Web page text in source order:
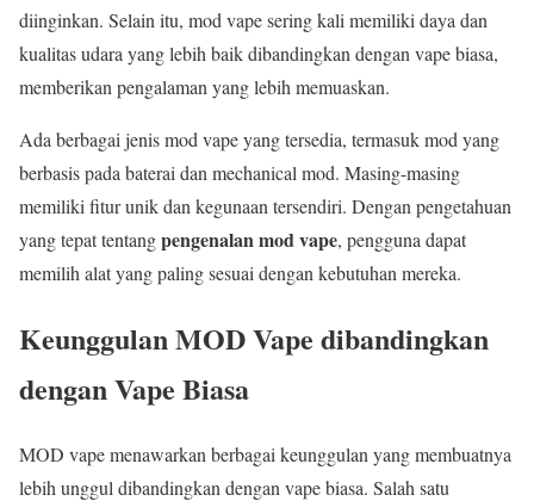
diinginkan. Selain itu, mod vape sering kali memiliki daya dan
kualitas udara yang lebih baik dibandingkan dengan vape biasa,
memberikan pengalaman yang lebih memuaskan.
Ada berbagai jenis mod vape yang tersedia, termasuk mod yang
berbasis pada baterai dan mechanical mod. Masing-masing
memiliki fitur unik dan kegunaan tersendiri. Dengan pengetahuan
yang tepat tentangpengenalan mod vape, pengguna dapat
memilih alat yang paling sesuai dengan kebutuhan mereka.
Keunggulan MOD Vape dibandingkan
dengan Vape Biasa
MOD vape menawarkan berbagai keunggulan yang membuatnya
lebih unggul dibandingkan dengan vape biasa. Salah satu